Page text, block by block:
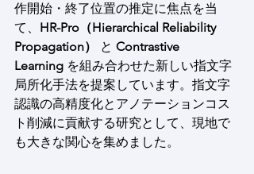
作開始・終了位置の推定に焦点を当
て、 HR-Pro（Hierarchical Reliability
Propagation）
と Contrastive
Learning を組み合わせた新しい指文字
局所化手法を提案しています。指文字
認識の高精度化とアノテーションコス
ト削減に貢献する研究として、現地で
も大きな関心を集めました。